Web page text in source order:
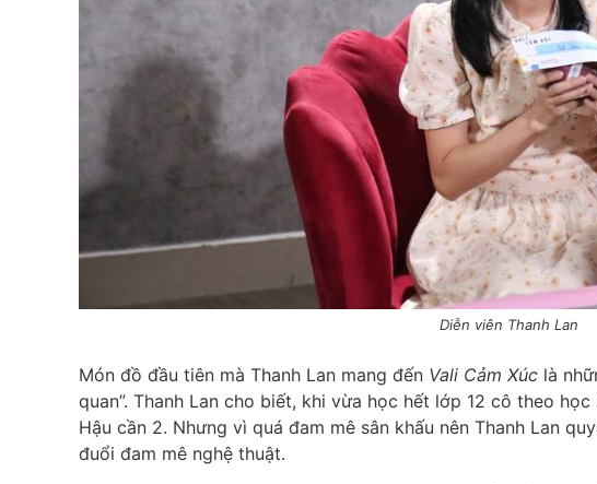
Diễn viên Thanh Lan
Món đồ đầu tiên mà Thanh Lan mang đến Vali Cảm Xúc là
quan”. Thanh Lan cho biết, khi vừa học hết lớp 12 cô theo
Hậu cần 2. Nhưng vì quá đam mê sân khấu nên Thanh Lan
đuổi đam mê nghệ thuật.